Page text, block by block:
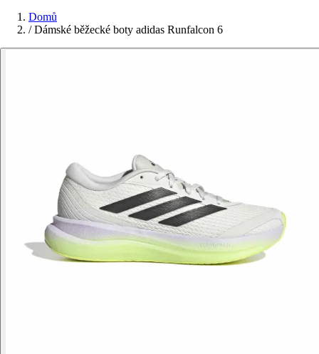
Domů
/ Dámské běžecké boty adidas Runfalcon 6